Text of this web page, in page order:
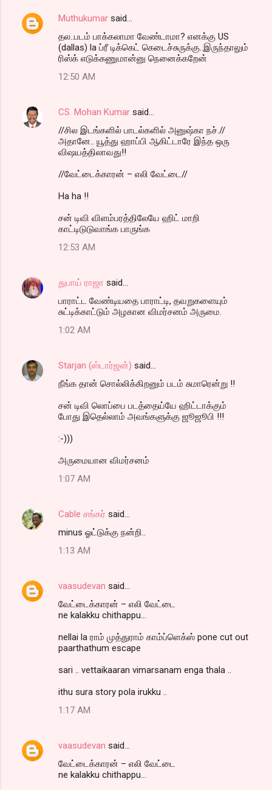
n
t
Muthukumar said…
தல..படம் பாக்கலாமா வேண்டாமா? எனக்கு US
(dallas) la ப்ரீ டிக்கெட் கெடைச்சுருக்கு..இருந்தாலும்
ரிஸ்க் எடுக்கணுமான்னு நெனைக்கறேன்
12:50 AM
CS. Mohan Kumar said…
//சில இடங்களில் பாடல்களில் அனுஷ்கா நச்.//
அதானே.. யூத்து ஹாப்பி ஆகிட்டாரே இந்த ஒரு
விஷயத்திலாவது!!
//வேட்டைக்காரன் – எலி வேட்டை//
Ha ha !!
சன் டிவி விளம்பரத்திலேயே ஹிட் மாறி
காட்டிடுடுவாங்க பாருங்க
12:53 AM
துபாய் ராஜா said…
பாராட்ட வேண்டியதை பாராட்டி, தவறுகளையும்
சுட்டிக்காட்டும் அழகான விமர்சனம் அருமை.
1:02 AM
Starjan (ஸ்டார்ஜன்) said…
நீங்க தான் சொல்லிக்கிறனும் படம் சுமாரென்று !!
சன் டிவி லொப்பை படத்தைய்யே ஹிட்டாக்கும்
போது இதெல்லாம் அவங்களுக்கு ஜூஜூபி !!!
:-)))
அருமையான விமர்சனம்
1:07 AM
Cable சங்கர் said…
minus ஓட்டுக்கு நன்றி..
1:13 AM
vaasudevan said…
வேட்டைக்காரன் – எலி வேட்டை
ne kalakku chithappu...
nellai la ராம் முத்துராம் காம்ப்ளெக்ஸ் pone cut out
paarthathum escape
sari .. vettaikaaran vimarsanam enga thala ..
ithu sura story pola irukku ..
1:17 AM
vaasudevan said…
வேட்டைக்காரன் – எலி வேட்டை
ne kalakku chithappu...